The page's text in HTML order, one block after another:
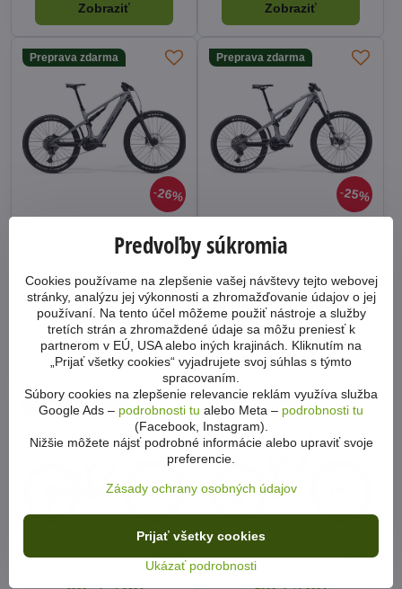
Zobraziť Zobraziť
26%
Preprava zdarma
6000 šedý 2024
na jazdu v náročných
podmienkach.
Na sklade
5499 €
Zobraziť
25%
Preprava zdarma
7000 šedý 2024
na jazdu v náročných
podmienkach.
Na sklade
5999 €
Zobraziť
26%
Preprava zdarma
Elektro bicykel Merida eOne-Sixty
Preprava zdarma
Elektro bicykel Merida eOne-Sixty
Predvoľby súkromia
Cookies používame na zlepšenie vašej návštevy tejto webovej
stránky, analýzu jej výkonnosti a zhromažďovanie údajov o jej
používaní. Na tento účel môžeme použiť nástroje a služby
tretích strán a zhromaždené údaje sa môžu preniesť k
partnerom v EÚ, USA alebo iných krajinách. Kliknutím na
„Prijať všetky cookies“ vyjadrujete svoj súhlas s týmto
spracovaním.
Súbory cookies na zlepšenie relevancie reklám využíva služba
Google Ads – podrobnosti tu alebo Meta – podrobnosti tu
(Facebook, Instagram).
Nižšie môžete nájsť podrobné informácie alebo upraviť svoje
preferencie.
Zásady ochrany osobných údajov
Ukázať podrobnosti
Prijať všetky cookies